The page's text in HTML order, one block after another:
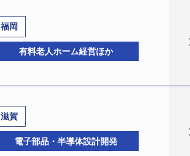
2008年秋頃には再稼働し、同時期には
り、設備を刷新するためには莫大な費
亀山市で特別養護老人ホーム「亀山愛
売上高24億1671万円をあげていた。し
。借入金の金利負担も重荷となり、資金
、東大阪市稲田新町3－4
し、1日の販売食数は8万食を超えるな
化していたうえ、不採算部門の見直し
年8月期には債務超過に陥った。
福岡
有料老人ホーム経営ほか
号:3290001057025、福岡市南区曰佐
滋賀
電子部品・半導体設計開発